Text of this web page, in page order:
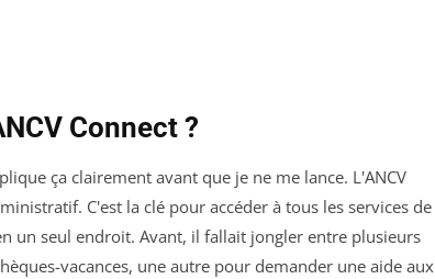
Connect ?
ça clairement avant que je ne me lance. L'ANCV
C'est la clé pour accéder à tous les services de
un seul endroit. Avant, il fallait jongler entre plusieurs
vacances, une autre pour demander une aide aux